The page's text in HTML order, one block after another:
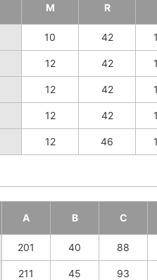
M R
10 42
12 42
12 42
12 42
12 46
A B C
201 40 88
211 45 93